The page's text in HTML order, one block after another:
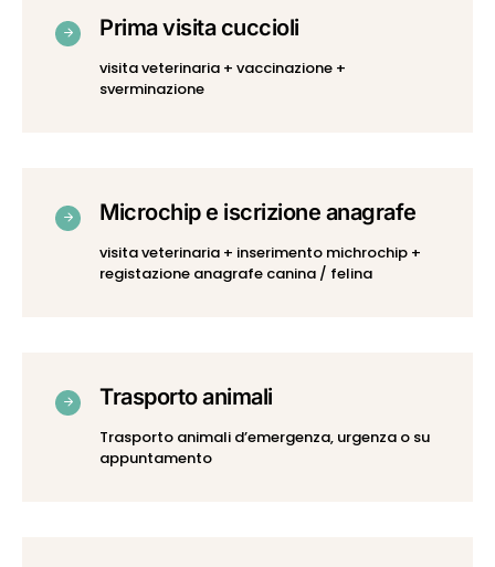
Prima visita cuccioli
visita veterinaria + vaccinazione +
sverminazione
Microchip e iscrizione anagrafe
visita veterinaria + inserimento michrochip +
registazione anagrafe canina / felina
Trasporto animali
Trasporto animali d’emergenza, urgenza o su
appuntamento